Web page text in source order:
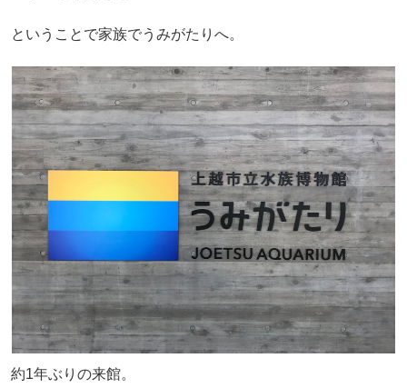
ということで家族でうみがたりへ。
約1年ぶりの来館。